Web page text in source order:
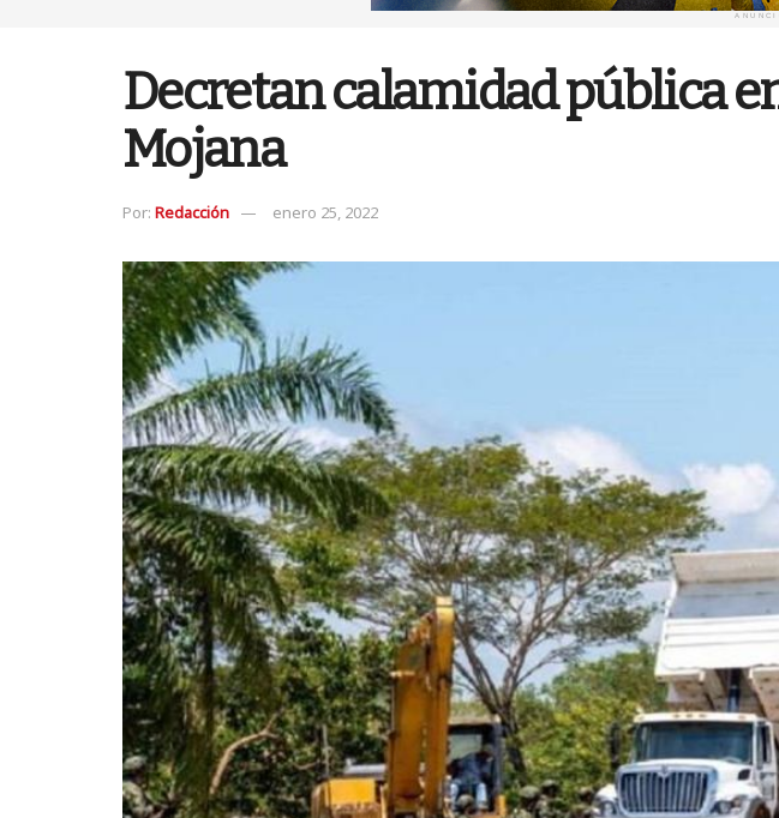
Decretan calamidad pública
Mojana
Por: Redacción enero 25, 2022